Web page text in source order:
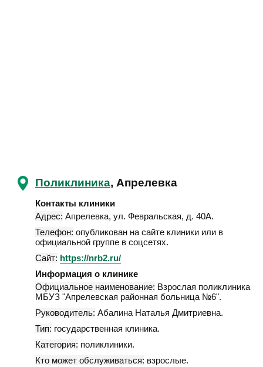
Поликлиника, Апрелевка
Контакты клиники
Адрес: Апрелевка, ул. Февральская, д. 40А.
Телефон: опубликован на сайте клиники или в
официальной группе в соцсетях.
Сайт: https://nrb2.ru/
Информация о клинике
Официальное наименование: Взрослая поликлиника
МБУЗ "Апрелевская районная больница №6".
Руководитель: Абалина Наталья Дмитриевна.
Тип: государственная клиника.
Категория: поликлиники.
Кто может обслуживаться: взрослые.